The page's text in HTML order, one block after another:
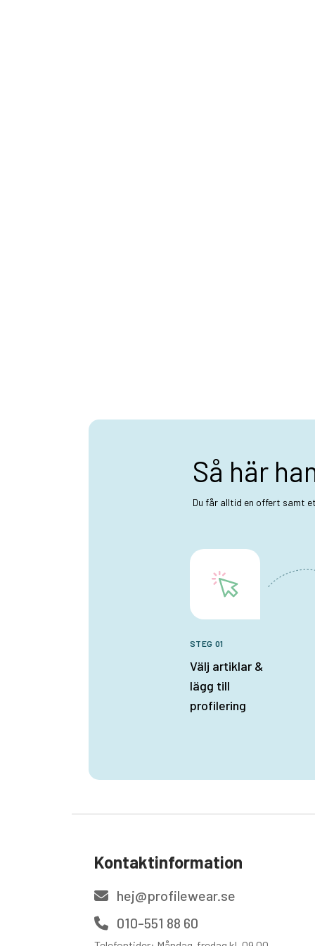
Så här
Du får alltid en offert samt
STEG 01
Välj artiklar &
lägg till
profilering
Kontaktinformation
hej@profilewear.se
010-551 88 60